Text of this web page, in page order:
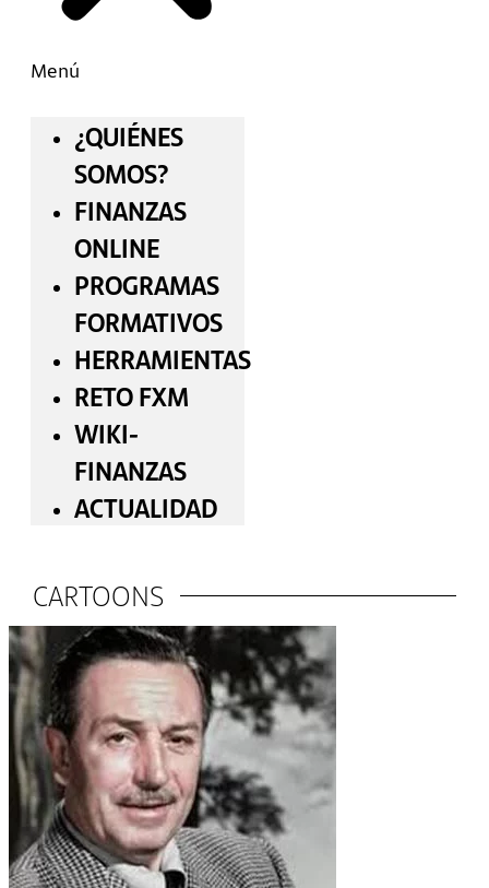
Menú
¿QUIÉNES
SOMOS?
FINANZAS
ONLINE
PROGRAMAS
FORMATIVOS
HERRAMIENTAS
RETO FXM
WIKI-
FINANZAS
ACTUALIDAD
CARTOONS